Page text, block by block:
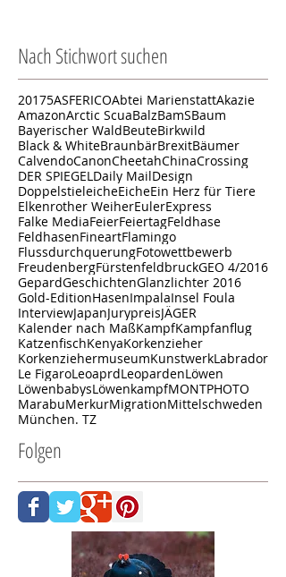
Nach Stichwort suchen
20175ASFERICOAbtei MarienstattAkazie
AmazonArctic ScuaBalzBamSBaum
Bayerischer WaldBeuteBirkwild
Black & WhiteBraunbärBrexit
CalvendoCanonCheetahChinaCrossing
DER SPIEGELDaily MailDesign
DoppelstieleicheEicheEin Herz für Tiere
Elkenrother WeiherEulerExpress
Falke MediaFeierFeiertagFeldhase
FeldhasenFineartFlamingo
FlussdurchquerungFotowettbewerb
FreudenbergFürstenfeldbruckGEO 4/2016
GepardGeschichtenGlanzlichter 2016
Gold-EditionHasenImpalaInsel Foula
InterviewJapanJurypreisJÄGER
Kalender nach Maß
Korkenziehermuseum
Le Figaro
LöwenbabysLöwenkampfMONTPHOTO
MarabuMerkurMigration
München. TZ